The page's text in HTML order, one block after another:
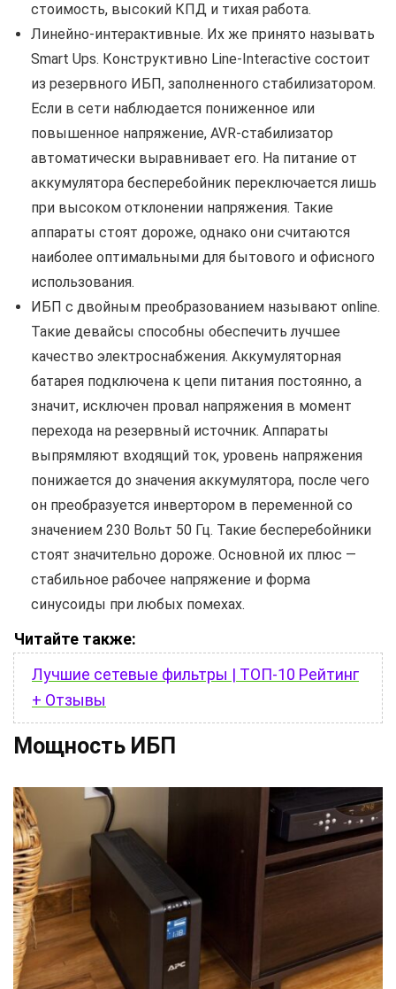
стоимость, высокий КПД и тихая работа.
Линейно-интерактивные. Их же принято называть
Smart Ups. Конструктивно Line-Interactive состоит
из резервного ИБП, заполненного стабилизатором.
Если в сети наблюдается пониженное или
повышенное напряжение, AVR-стабилизатор
автоматически выравнивает его. На питание от
аккумулятора бесперебойник переключается лишь
при высоком отклонении напряжения. Такие
аппараты стоят дороже, однако они считаются
наиболее оптимальными для бытового и офисного
использования.
ИБП с двойным преобразованием называют online.
Такие девайсы способны обеспечить лучшее
качество электроснабжения. Аккумуляторная
батарея подключена к цепи питания постоянно, а
значит, исключен провал напряжения в момент
перехода на резервный источник. Аппараты
выпрямляют входящий ток, уровень напряжения
понижается до значения аккумулятора, после чего
он преобразуется инвертором в переменной со
значением 230 Вольт 50 Гц. Такие бесперебойники
стоят значительно дороже. Основной их плюс —
стабильное рабочее напряжение и форма
синусоиды при любых помехах.
Читайте также:
Лучшие сетевые фильтры | ТОП-10 Рейтинг
+ Отзывы
Мощность ИБП